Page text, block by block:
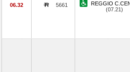
06.32 5661
REGGIO
(07.21)